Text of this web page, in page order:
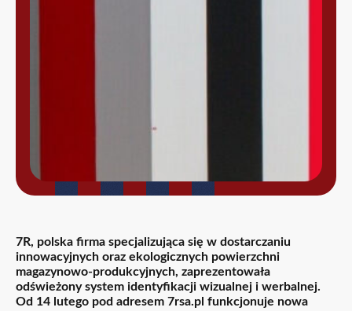
7R, polska firma specjalizująca się w dostarczaniu
innowacyjnych oraz ekologicznych powierzchni
magazynowo-produkcyjnych, zaprezentowała
odświeżony system identyfikacji wizualnej i werbalnej.
Od 14 lutego pod adresem 7rsa.pl funkcjonuje nowa